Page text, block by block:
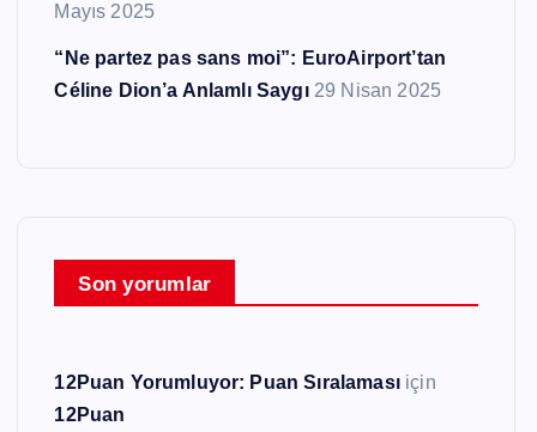
Mayıs 2025
“Ne partez pas sans moi”: EuroAirport’tan
Céline Dion’a Anlamlı Saygı 29 Nisan 2025
Son yorumlar
12Puan Yorumluyor: Puan Sıralamasıiçin
12Puan